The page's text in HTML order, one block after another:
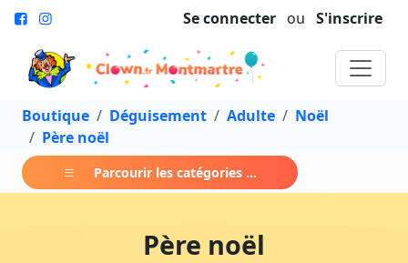
Se connecter ou S'inscrire
Boutique Déguisement Adulte
Noël
Père noël
Parcourir les catégories ...
Père noël